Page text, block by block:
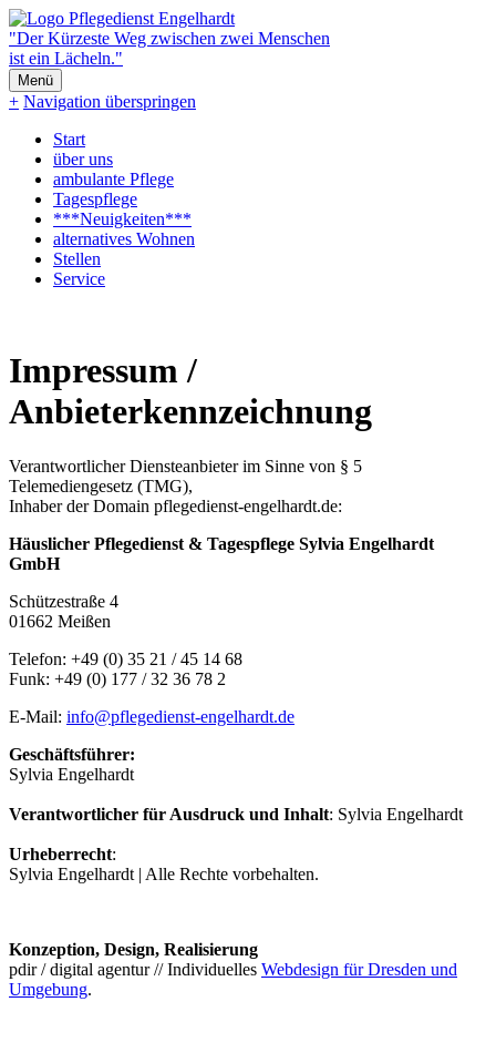
"Der Kürzeste Weg zwischen zwei Menschen
ist ein Lächeln."
Menü
+ Navigation überspringen
Start
über uns
ambulante Pflege
Tagespflege
***Neuigkeiten***
alternatives Wohnen
Stellen
Service
Impressum /
Anbieterkennzeichnung
Verantwortlicher Diensteanbieter im Sinne von § 5
Telemediengesetz (TMG),
Inhaber der Domain pflegedienst-engelhardt.de:
Häuslicher Pflegedienst & Tagespflege Sylvia Engelhardt
GmbH
Schützestraße 4
01662 Meißen
Telefon: +49 (0) 35 21 / 45 14 68
Funk: +49 (0) 177 / 32 36 78 2
E-Mail: info@pflegedienst-engelhardt.de
Geschäftsführer:
Sylvia Engelhardt
Verantwortlicher für Ausdruck und Inhalt: Sylvia Engelhardt
Urheberrecht:
Sylvia Engelhardt | Alle Rechte vorbehalten.
Konzeption, Design, Realisierung
pdir / digital agentur // Individuelles Webdesign für Dresden und
Umgebung.